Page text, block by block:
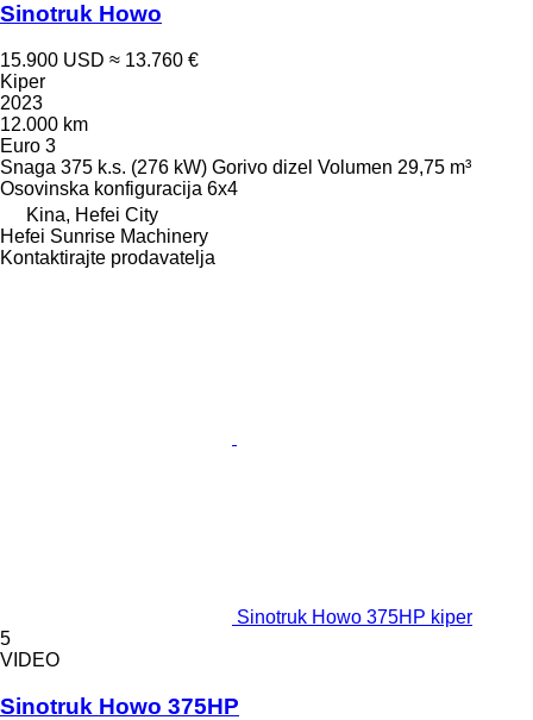
Sinotruk Howo
15.900 USD ≈ 13.760 €
Kiper
2023
12.000 km
Euro 3
Snaga 375 k.s. (276 kW) Gorivo dizel Volumen 29,75 m³
Osovinska konfiguracija 6x4
Kina, Hefei City
Hefei Sunrise Machinery
Kontaktirajte prodavatelja
Sinotruk Howo 375HP kiper
5
VIDEO
Sinotruk Howo 375HP